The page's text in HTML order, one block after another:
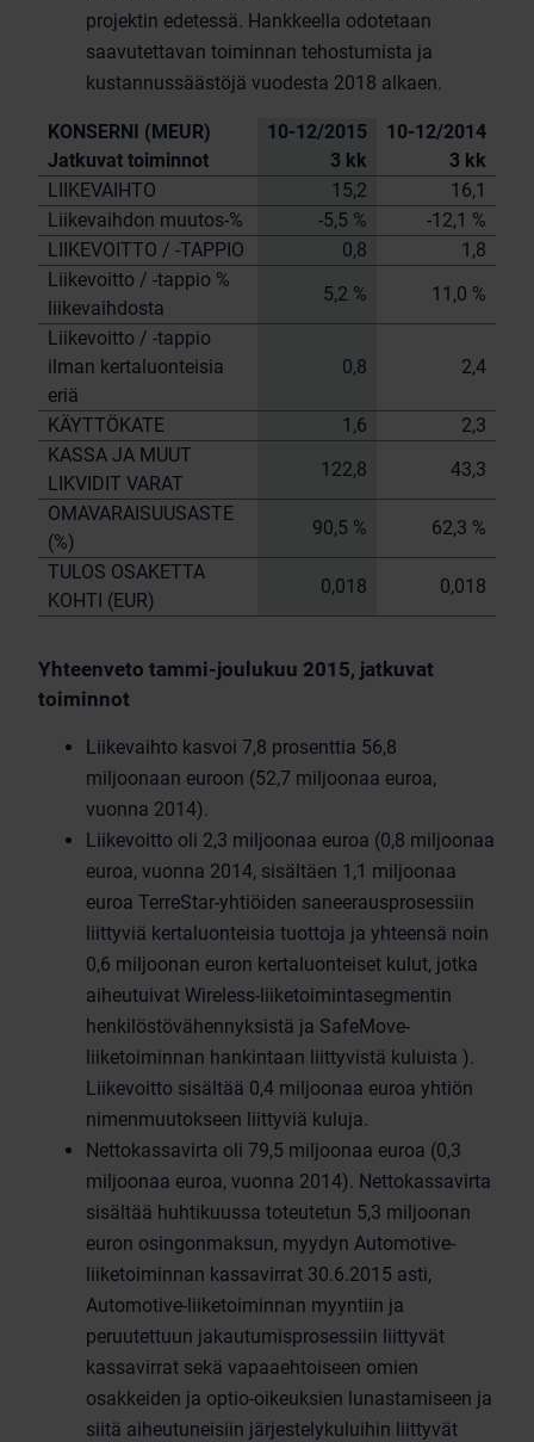
projektin edetessä. Hankkeella odotetaan
saavutettavan toiminnan tehostumista ja
kustannussäästöjä vuodesta 2018 alkaen.
KONSERNI (MEUR)
Jatkuvat toiminnot
10-12/2015
3 kk
10-12/2014
3 kk
LIIKEVAIHTO
15,2
16,1
Liikevaihdon muutos-%
-5,5 %
-12,1 %
LIIKEVOITTO / -TAPPIO
0,8
1,8
Liikevoitto / -tappio %
liikevaihdosta
5,2 %
11,0 %
Liikevoitto / -tappio
ilman kertaluonteisia
eriä
0,8 2,4
KÄYTTÖKATE 1,6
2,3
KASSA JA MUUT
LIKVIDIT VARAT
122,8
43,3
OMAVARAISUUSASTE
(%)
90,5 %
62,3 %
TULOS OSAKETTA
KOHTI (EUR)
0,018 0,018
Yhteenveto tammi-joulukuu 2015, jatkuvat
toiminnot
Liikevaihto kasvoi 7,8 prosenttia 56,8
miljoonaan euroon (52,7 miljoonaa euroa,
vuonna 2014).
Liikevoitto oli 2,3 miljoonaa euroa (0,8 miljoonaa
euroa, vuonna 2014, sisältäen 1,1 miljoonaa
euroa TerreStar-yhtiöiden saneerausprosessiin
liittyviä kertaluonteisia tuottoja ja yhteensä noin
0,6 miljoonan euron kertaluonteiset kulut, jotka
aiheutuivat Wireless-liiketoimintasegmentin
henkilöstövähennyksistä ja SafeMove-
liiketoiminnan hankintaan liittyvistä kuluista ).
Liikevoitto sisältää 0,4 miljoonaa euroa yhtiön
nimenmuutokseen liittyviä kuluja.
Nettokassavirta oli 79,5 miljoonaa euroa (0,3
miljoonaa euroa, vuonna 2014). Nettokassavirta
sisältää huhtikuussa toteutetun 5,3 miljoonan
euron osingonmaksun, myydyn Automotive-
liiketoiminnan kassavirrat 30.6.2015 asti,
Automotive-liiketoiminnan myyntiin ja
peruutettuun jakautumisprosessiin liittyvät
kassavirrat sekä vapaaehtoiseen omien
osakkeiden ja optio-oikeuksien lunastamiseen ja
siitä aiheutuneisiin järjestelykuluihin liittyvät